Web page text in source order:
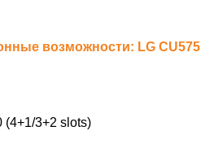
возможности: LG CU575
(4+1/3+2 slots)